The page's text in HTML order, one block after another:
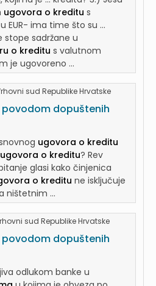
ugovora o kreditu s
EUR- ima time što su ...
sadržane u
o kreditu s valutnom
je ugovoreno ...
sud Republike Hrvatske
dopuštenih
ugovora o kreditu
ugovora o kreditu? Rev
glasi kako činjenica
o kreditu ne isključuje
ništetnim ...
sud Republike Hrvatske
dopuštenih
odlukom banke u